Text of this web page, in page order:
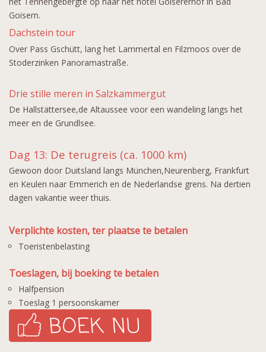
Goisern.
Dachstein tour
Over Pass Gschütt, lang het Lammertal en Filzmoos over de
Stoderzinken Panoramastraße.
Drie stille meren in Salzkammergut
De Hallstättersee,de Altaussee voor een wandeling langs het
meer en de Grundlsee.
Dag 13: De terugreis (ca. 1000 km)
Gewoon door Duitsland langs München,Neurenberg, Frankfurt
en Keulen naar Emmerich en de Nederlandse grens. Na dertien
dagen vakantie weer thuis.
Verplichte kosten, ter plaatse te betalen
Toeristenbelasting
Toeslagen, bij boeking te betalen
Halfpension
Toeslag 1 persoonskamer